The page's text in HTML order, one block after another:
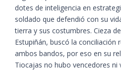
dotes de inteligencia en
soldado que defendió con su
tierra y sus costumbres. Cieza
Estupiñán, buscó la conciliación
ambos bandos, por eso en su
Tiocajas no hubo vencedores